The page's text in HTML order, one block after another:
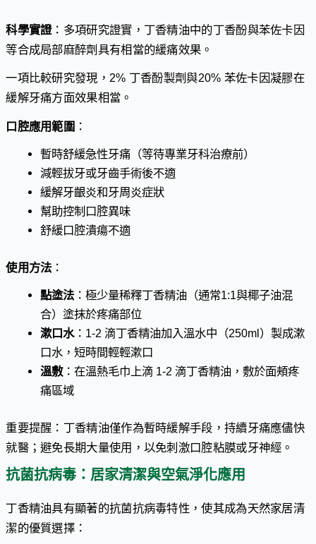
科學實證：多項研究證實，丁香精油中的丁香酚與苯佐卡因
等合成局部麻醉劑具有相當的緩痛效果。
一項比較研究發現，2% 丁香酚製劑與20% 苯佐卡因凝膠在
緩解牙痛方面效果相當。
口腔應用範圍 ：
暫時舒緩急性牙痛（等待專業牙科治療前）
減輕拔牙或牙齒手術後不適
緩解牙齦炎和牙周炎症狀
幫助控制口腔異味
舒緩口腔潰瘍不適
使用方法 ：
點塗法 ：極少量稀釋丁香精油（通常1:1與椰子油混
合）塗抹於疼痛部位
漱口水：1-2 滴丁香精油加入溫水中（250ml）製成漱
口水，短時間輕輕漱口
溫敷：在溫熱毛巾上滴 1-2 滴丁香精油，敷於面頰疼
痛區域
重要提醒：丁香精油僅作為暫時緩解手段，持續牙痛應儘快
就醫；避免長期大量使用，以免刺激口腔粘膜或牙神經。
抗菌抗病毒：居家清潔與空氣淨化應用
丁香精油具有顯著的抗菌抗病毒特性，使其成為天然家居清
潔的優質選擇：